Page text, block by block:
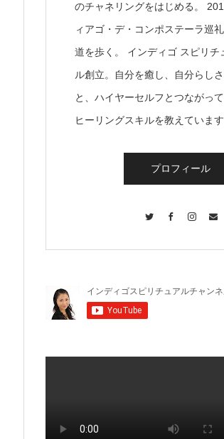
のチャネリングをはじめる。
ィアゴ・デ・コンポステーラ巡
道を歩く。 インディゴ スピリチ
ル創立。自分を癒し、自分らし
と、ハイヤーセルフとつながっ
ヒーリングスキルを教えています
プロフィール